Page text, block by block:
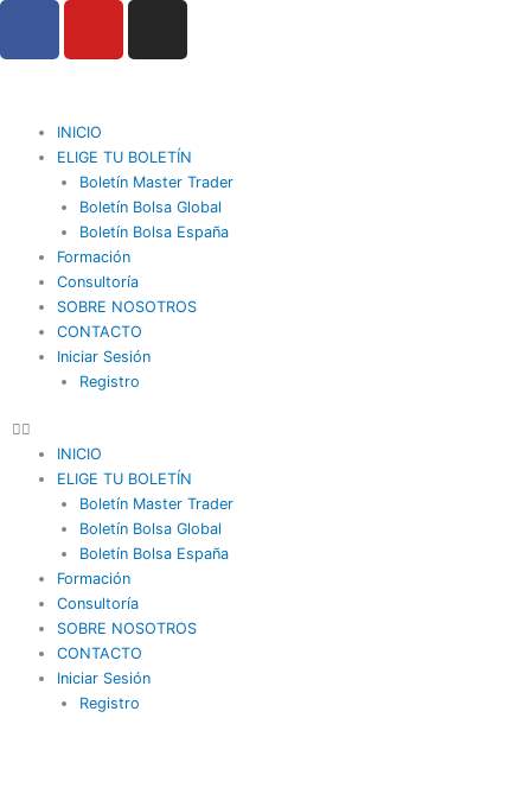
contenido
b
o
u
b
e
g
r
a
m
INICIO
ELIGE TU BOLETÍN
Boletín Master Trader
Boletín Bolsa Global
Boletín Bolsa España
Formación
Consultoría
SOBRE NOSOTROS
CONTACTO
Iniciar Sesión
Registro
INICIO
ELIGE TU BOLETÍN
Boletín Master Trader
Boletín Bolsa Global
Boletín Bolsa España
Formación
Consultoría
SOBRE NOSOTROS
CONTACTO
Iniciar Sesión
Registro